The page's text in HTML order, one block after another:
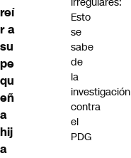
reí
r a
su
pe
qu
eñ
a
hij
a
Esto
se
sabe
de
la
investigación
contra
el
PDG